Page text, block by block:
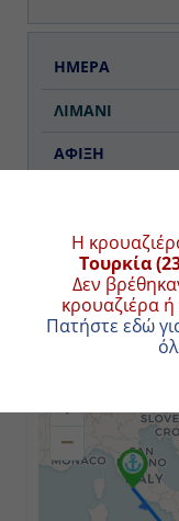
Η
Τουρκία
Δεν
κρουαζιέρα ή
Πατήστε εδώ
ΧΑΡΤΗΣ
+
−